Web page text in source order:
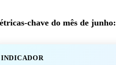
chave do mês de junho:
INDICADOR